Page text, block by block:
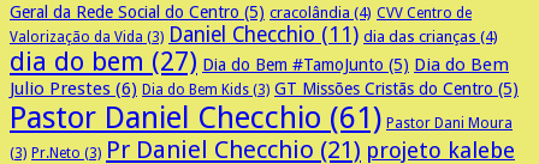
Geral da Rede Social do Centro (5) cracolândia (4) CVV Centro de
Valorização da Vida (3) Daniel Checchio (11) dia das crianças (4)
dia do bem (27) Dia do Bem #TamoJunto (5) Dia do Bem
Julio Prestes (6) Dia do Bem Kids (3) GT Missões Cristãs do Centro (5)
Pastor Daniel Checchio (61) Pastor Dani Moura
(3) Pr.Neto (3) Pr Daniel Checchio (21) projeto kalebe